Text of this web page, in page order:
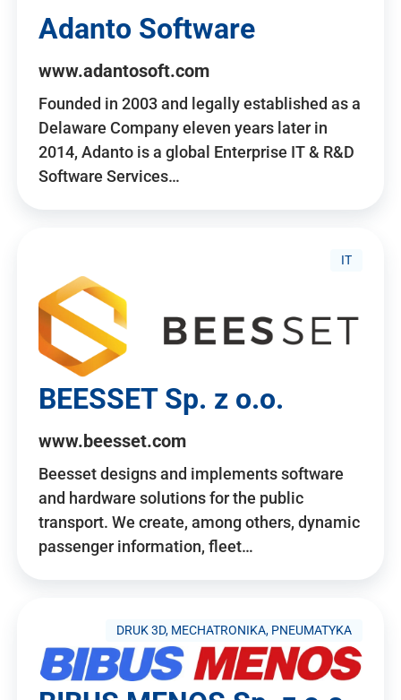
Adanto Software
www.adantosoft.com
Founded in 2003 and legally established as a
Delaware Company eleven years later in
2014, Adanto is a global Enterprise IT & R&D
Software Services…
IT
BEESSET Sp. z o.o.
www.beesset.com
Beesset designs and implements software
and hardware solutions for the public
transport. We create, among others, dynamic
passenger information, fleet…
DRUK 3D, MECHATRONIKA, PNEUMATYKA